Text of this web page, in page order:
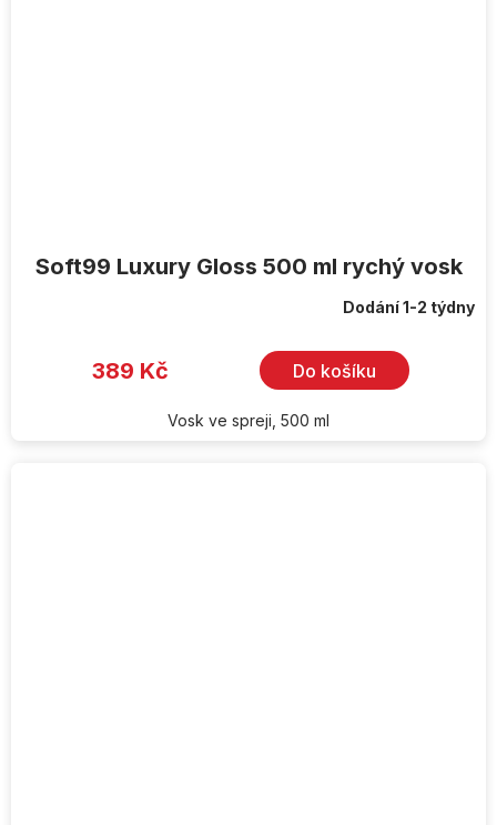
Soft99 Luxury Gloss 500 ml rychý vosk
Dodání 1-2 týdny
389 Kč Do košíku
Vosk ve spreji, 500 ml